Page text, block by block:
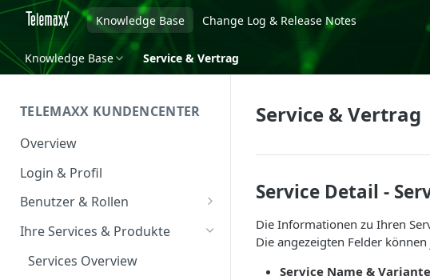
Knowledge Base Change Log & Release Notes
Knowledge Base Service & Vertrag
TELEMAXX KUNDENCENTER
Overview
Login & Profil
Benutzer & Rollen
Benutzer verwalten
Rollen & Rechte
Ihre Services & Produkte
Services Overview
Service & Vertrag
Service Detail -
Die Informationen zu Ihren
Die angezeigten Felder
Service Name & Variante